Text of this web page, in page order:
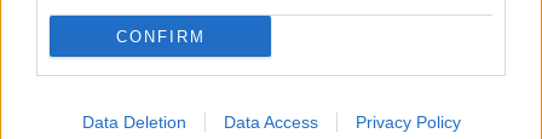
CONFIRM
Data Deletion Data Access Privacy Policy
Lrytas.lt
Vilniaus policija pradėjo ikiteisminį tyrimą